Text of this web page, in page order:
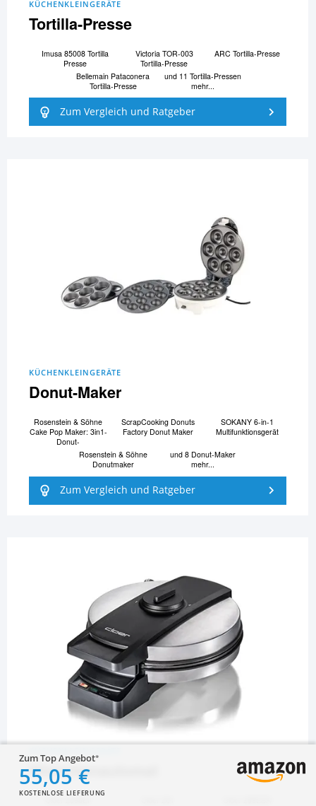
Zum Top Angebot
55,05 €
KOSTENLOSE LIEFERUNG
KÜCHENKLEINGERÄTE
Tortilla-Presse
Imusa 85008 Tortilla
Presse
Victoria TOR-003
Tortilla-Presse
ARC Tortilla-Presse
Bellemain Pataconera
Tortilla-Presse
und 11 Tortilla-Pressen
mehr...
Zum Vergleich und Ratgeber
KÜCHENKLEINGERÄTE
Donut-Maker
Rosenstein & Söhne
Cake Pop Maker: 3in1-
Donut-
ScrapCooking Donuts
Factory Donut Maker
SOKANY 6-in-1
Multifunktionsgerät
Rosenstein & Söhne
Donutmaker
und 8 Donut-Maker
mehr...
Zum Vergleich und Ratgeber
Hörnchenautomat